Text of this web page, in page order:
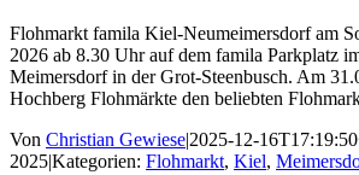
Flohmarkt famila Kiel-Neumeimersdorf am
2026 ab 8.30 Uhr auf dem famila Parkplatz
Meimersdorf in der Grot-Steenbusch. Am
Hochberg Flohmärkte den beliebten
Von Christian Gewiese|2025-12-
2025|Kategorien: Flohmarkt, Kiel,